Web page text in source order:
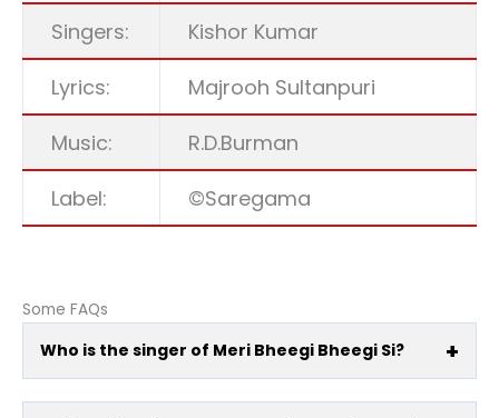
Singers:
Kishor Kumar
Lyrics:
Majrooh Sultanpuri
Music:
R.D.Burman
Label:
©Saregama
Some FAQs
Who is the singer of Meri Bheegi Bheegi Si?